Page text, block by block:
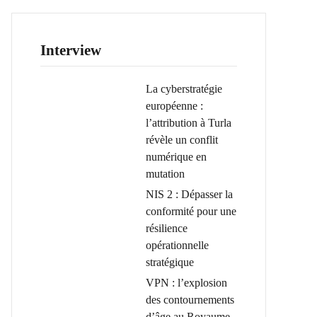
Interview
La cyberstratégie
européenne :
l’attribution à Turla
révèle un conflit
numérique en
mutation
NIS 2 : Dépasser la
conformité pour une
résilience
opérationnelle
stratégique
VPN : l’explosion
des contournements